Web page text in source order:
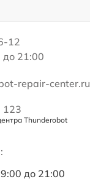
12
до 21:00
repair-center.ru
123
Thunderobot
до 21:00